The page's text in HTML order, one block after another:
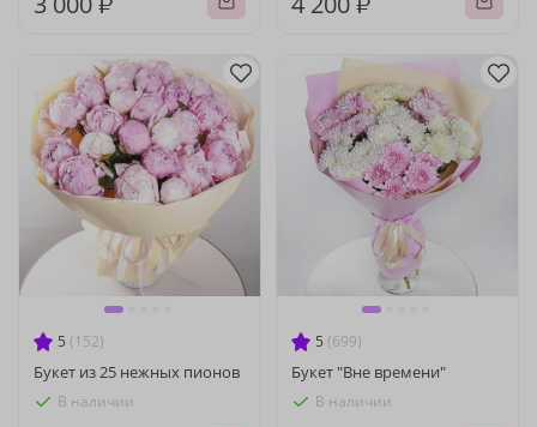
5 (152)
Букет из 25 нежных пионов
В наличии
5 (699)
Букет "Вне времени"
В наличии